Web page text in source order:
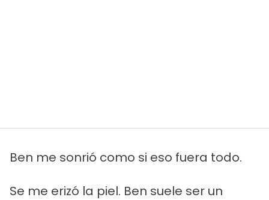
Ben me sonrió como si eso fuera todo.
Se me erizó la piel. Ben suele ser un